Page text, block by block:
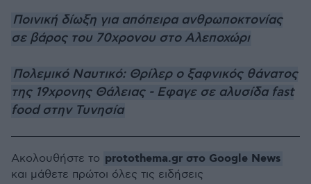
Ποινική δίωξη για απόπειρα ανθρωποκτονίας
σε βάρος του 70χρονου στο Αλεποχώρι
Πολεμικό Ναυτικό: Θρίλερ ο ξαφνικός θάνατος
της 19χρονης Θάλειας - Εφαγε σε αλυσίδα fast
food στην Τυνησία
Ακολουθήστε το protothema.gr στο Google News
και μάθετε πρώτοι όλες τις ειδήσεις